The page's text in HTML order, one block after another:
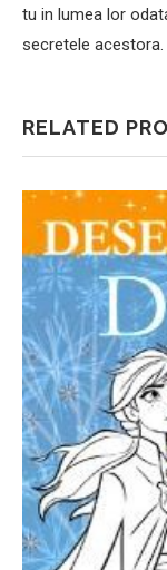
tu in lumea lor
secretele acestora.
RELATED